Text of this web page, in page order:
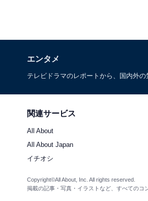
エンタメ
テレビドラマのレポートから、国内外
関連サービス
All About
All About Japan
イチオシ
Copyright©All About, Inc. All rights reserved.
掲載の記事・写真・イラストなど、すべてのコ